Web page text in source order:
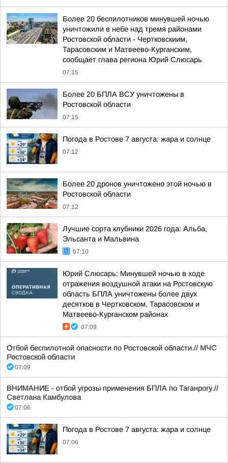
Более 20 беспилотников минувшей ночью
уничтожили в небе над тремя районами
Ростовской области - Чертковскиим,
Тарасовским и Матвеево-Курганским,
сообщает глава региона Юрий Слюсарь
07:15
Более 20 БПЛА ВСУ уничтожены в
Ростовской области
07:15
Погода в Ростове 7 августа: жара и солнце
07:12
Более 20 дронов уничтожено этой ночью в
Ростовской области
07:12
Лучшие сорта клубники 2026 года: Альба,
Эльсанта и Мальвина
07:10
Юрий Слюсарь: Минувшей ночью в ходе
отражения воздушной атаки на Ростовскую
область БПЛА уничтожены более двух
десятков в Чертковском, Тарасовском и
Матвеево-Курганском районах
07:09
Отбой беспилотной опасности по Ростовской области.// МЧС
Ростовской области
07:09
ВНИМАНИЕ - отбой угрозы применения БПЛА по Таганрогу.//
Светлана Камбулова
07:06
Погода в Ростове 7 августа: жара и солнце
07:06